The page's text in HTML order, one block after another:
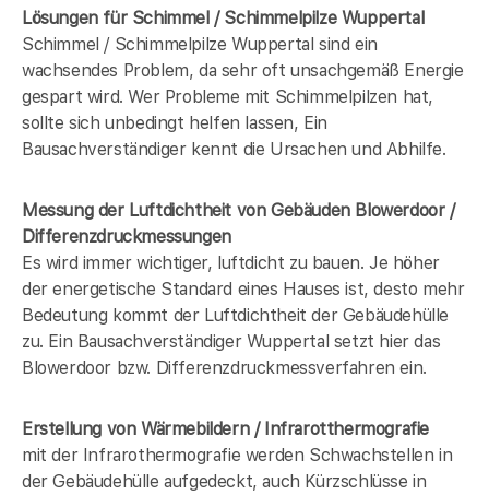
Lösungen für Schimmel / Schimmelpilze Wuppertal
Schimmel / Schimmelpilze Wuppertal sind ein
wachsendes Problem, da sehr oft unsachgemäß Energie
gespart wird. Wer Probleme mit Schimmelpilzen hat,
sollte sich unbedingt helfen lassen, Ein
Bausachverständiger kennt die Ursachen und Abhilfe.
Messung der Luftdichtheit von Gebäuden Blowerdoor /
Differenzdruckmessungen
Es wird immer wichtiger, luftdicht zu bauen. Je höher
der energetische Standard eines Hauses ist, desto mehr
Bedeutung kommt der Luftdichtheit der Gebäudehülle
zu. Ein Bausachverständiger Wuppertal setzt hier das
Blowerdoor bzw. Differenzdruckmessverfahren ein.
Erstellung von Wärmebildern / Infrarotthermografie
mit der Infrarothermografie werden Schwachstellen in
der Gebäudehülle aufgedeckt, auch Kürzschlüsse in